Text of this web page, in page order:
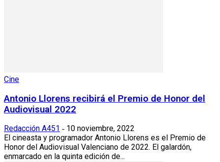
Cine
Antonio Llorens recibirá el Premio de Honor del
Audiovisual 2022
Redacción A451 - 10 noviembre, 2022
El cineasta y programador Antonio Llorens es el Premio de
Honor del Audiovisual Valenciano de 2022. El galardón,
enmarcado en la quinta edición de...